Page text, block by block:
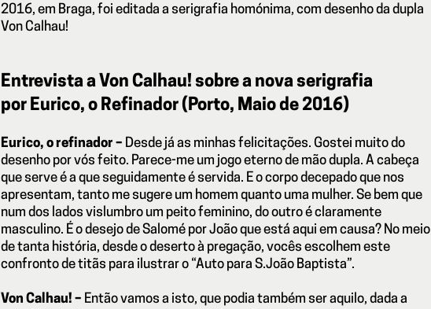
2016, em Braga, foi editada a serigrafia homónima, com desenho da dupla
Von Calhau!
Entrevista a Von Calhau! sobre a nova serigrafia
por Eurico, o Refinador (Porto, Maio de 2016)
Eurico, o refinador – Desde já as minhas felicitações. Gostei muito do
desenho por vós feito. Parece-me um jogo eterno de mão dupla. A cabeça
que serve é a que seguidamente é servida. E o corpo decepado que nos
apresentam, tanto me sugere um homem quanto uma mulher. Se bem que
num dos lados vislumbro um peito feminino, do outro é claramente
masculino. É o desejo de Salomé por João que está aqui em causa? No meio
de tanta história, desde o deserto à pregação, vocês escolhem este
confronto de titãs para ilustrar o “Auto para S.João Baptista”.
Von Calhau! – Então vamos a isto, que podia também ser aquilo, dada a